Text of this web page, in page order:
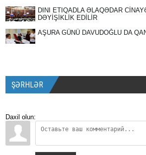
DINI ETIQADLA ƏLAQƏDAR
DƏYİŞİKLİK EDİLİR
AŞURA GÜNÜ DAVUDOĞLU DA
ŞƏRHLƏR
Daxil olun: